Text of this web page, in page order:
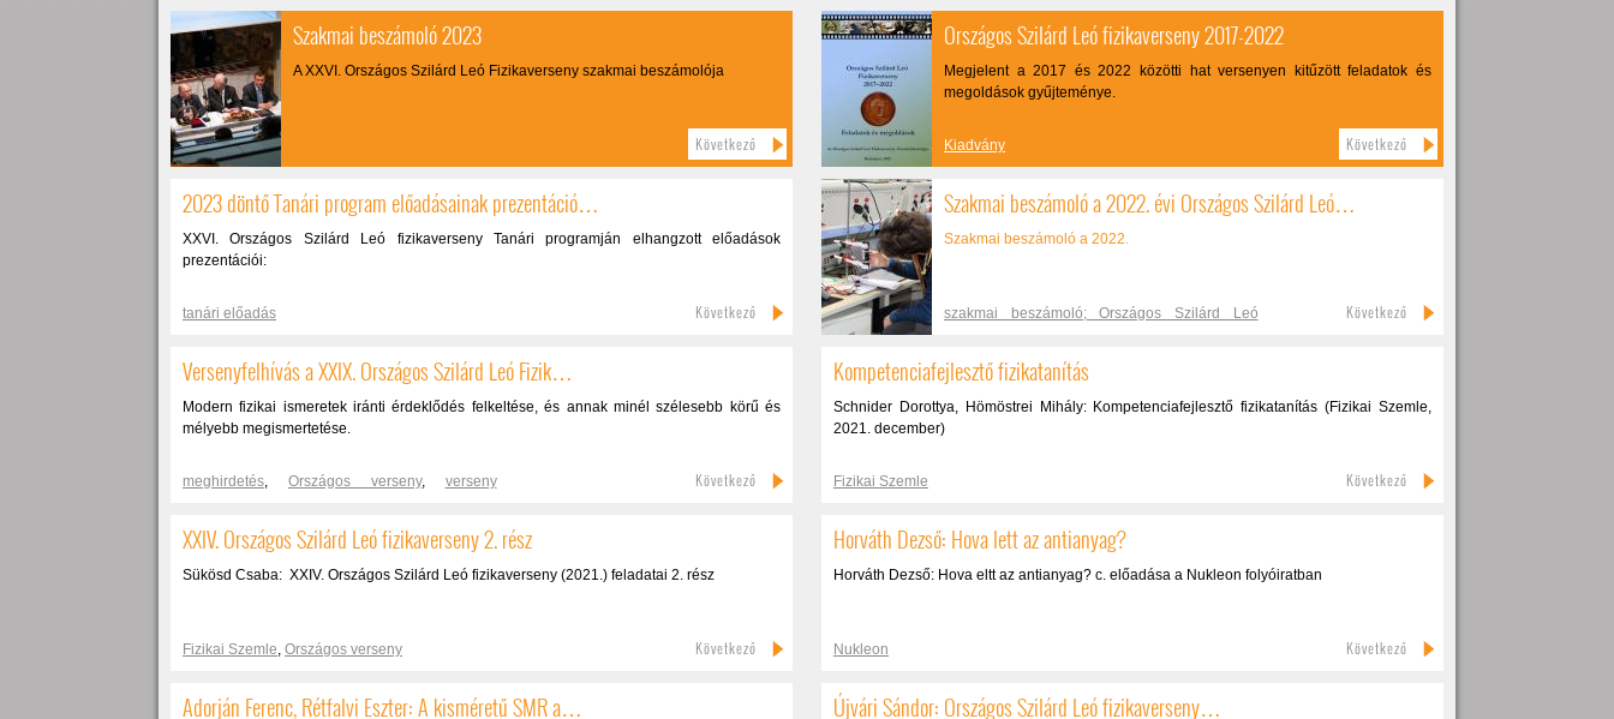
Szakmai beszámoló 2023
A XXVI. Országos Szilárd Leó Fizikaverseny szakmai beszámolója
Következő
Országos Szilárd Leó fizikaverseny 2017-2022
Megjelent a 2017 és 2022 közötti hat versenyen kitűzött feladatok és
megoldások gyűjteménye.
Kiadvány Következő
2023 döntő Tanári program előadásainak prezentáció…
XXVI. Országos Szilárd Leó fizikaverseny Tanári programján elhangzott előadások
prezentációi:
tanári előadás Következő
Szakmai beszámoló a 2022. évi Országos Szilárd Leó…
Szakmai beszámoló a 2022.
szakmai beszámoló; Országos Szilárd Leó
Következő
Versenyfelhívás a XXIX. Országos Szilárd Leó Fizik…
Modern fizikai ismeretek iránti érdeklődés felkeltése, és annak minél szélesebb körű és
mélyebb megismertetése.
meghirdetés, Országos verseny, verseny
Következő
Kompetenciafejlesztő fizikatanítás
Schnider Dorottya, Hömöstrei Mihály: Kompetenciafejlesztő fizikatanítás (Fizikai Szemle,
2021. december)
Fizikai Szemle Következő
XXIV. Országos Szilárd Leó fizikaverseny 2. rész
Sükösd Csaba: XXIV. Országos Szilárd Leó fizikaverseny (2021.) feladatai 2. rész
Fizikai Szemle, Országos verseny Következő
Horváth Dezső: Hova lett az antianyag?
Horváth Dezső: Hova eltt az antianyag? c. előadása a Nukleon folyóiratban
Nukleon Következő
Adorján Ferenc, Rétfalvi Eszter: A kisméretű SMR a… Újvári Sándor: Országos Szilárd Leó fizikaverseny…